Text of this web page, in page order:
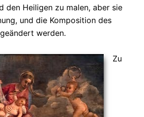
den Heiligen zu malen, aber sie
und die Komposition des
werden.
Zu